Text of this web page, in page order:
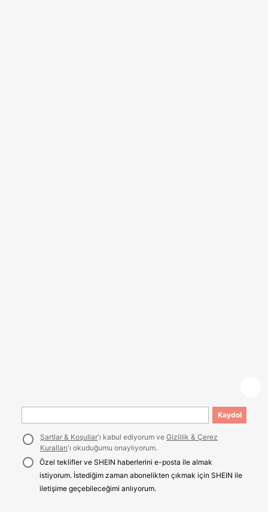
Kaydol
Şartlar & Koşullar'ı kabul ediyorum veGizlilik & Çerez
Kuralları'ı okuduğumu onaylıyorum.
Özel teklifler ve SHEIN haberlerini e-posta ile almak
istiyorum. İstediğim zaman abonelikten çıkmak için SHEIN ile
iletişime geçebileceğimi anlıyorum.